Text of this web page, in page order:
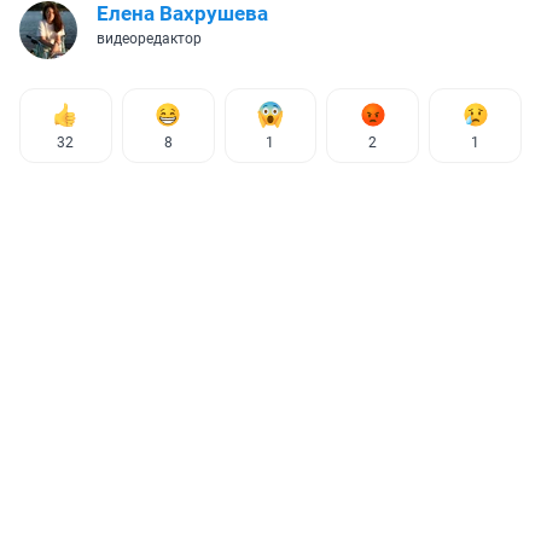
Елена Вахрушева
видеоредактор
32 8 1 2 1